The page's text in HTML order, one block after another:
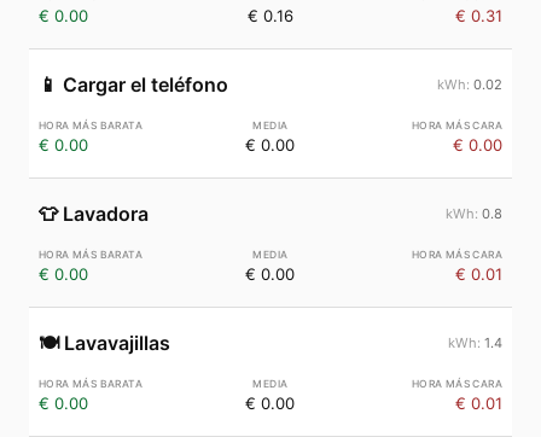
€ 0.00 € 0.16 € 0.31
📱 Cargar el teléfono 0.02
€ 0.00 € 0.00 € 0.00
👕 Lavadora 0.8
€ 0.00 € 0.00 € 0.01
🍽️ Lavavajillas 1.4
€ 0.00 € 0.00 € 0.01